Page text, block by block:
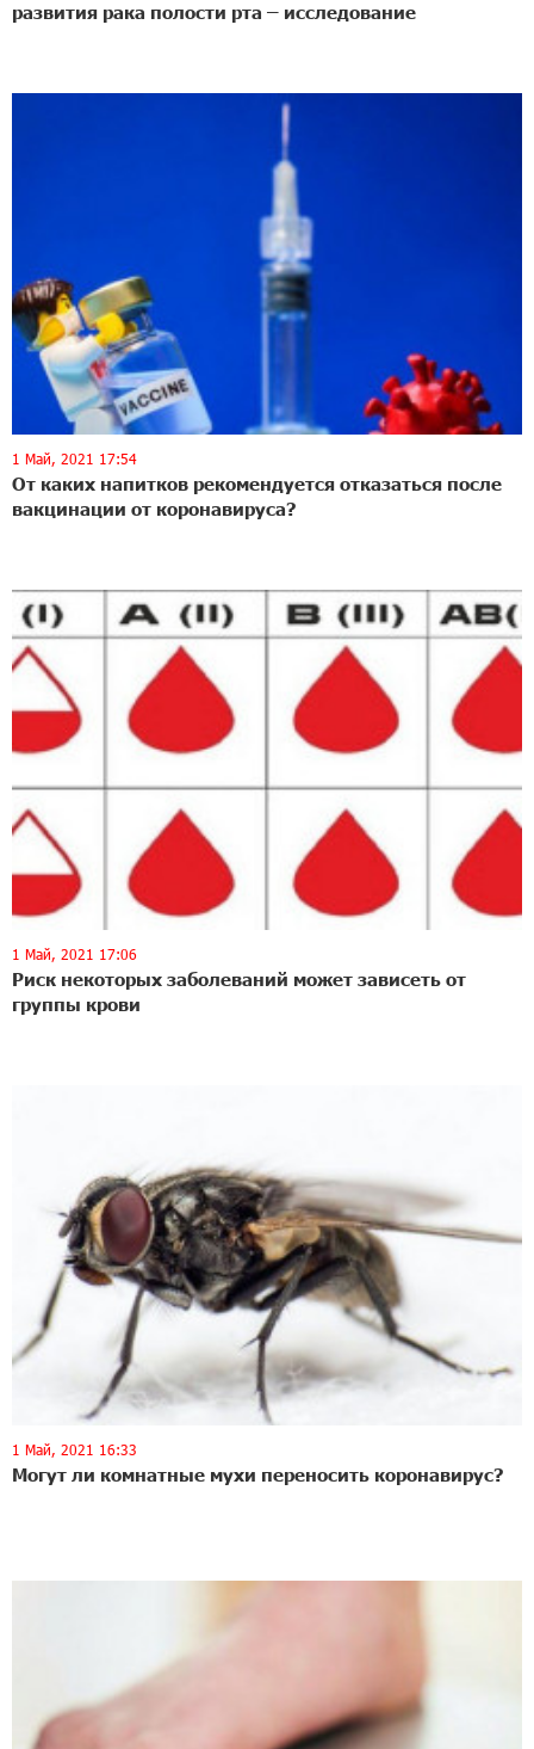
развития рака полости рта – исследование
1 Май, 2021 17:54
От каких напитков рекомендуется отказаться после
вакцинации от коронавируса?
1 Май, 2021 17:06
Риск некоторых заболеваний может зависеть от
группы крови
1 Май, 2021 16:33
Могут ли комнатные мухи переносить коронавирус?